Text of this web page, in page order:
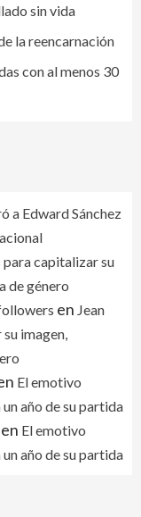
sin vida
la reencarnación
con al menos 30
a Edward Sánchez
para capitalizar su
de género
en Jean
imagen,
El emotivo
año de su partida
en El emotivo
año de su partida